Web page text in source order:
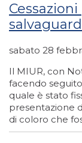
sabato 28
Il MIUR, con
facendo
quale è stato
presentazione
di coloro che